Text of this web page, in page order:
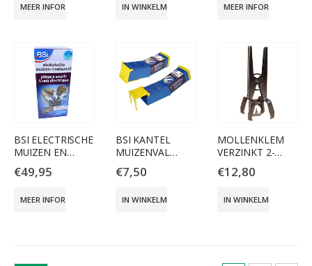
MEER INFORMATIE IN WINKELMAND MEER INFORMATIE
BSI ELECTRISCHE
MUIZEN EN
RATTENVAL
€49,95
MEER INFORMATIE
BSI KANTEL
MUIZENVAL
KUNSTSTOF
€7,50
IN WINKELMAND
MOLLENKLEM
VERZINKT 2-
DELIG
€12,80
IN WINKELMAND